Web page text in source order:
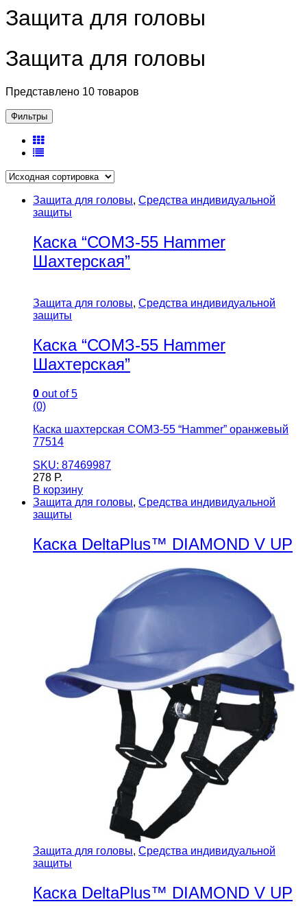
Защита для головы
Защита для головы
Представлено 10 товаров
Фильтры
Защита для головы, Средства индивидуальной
защиты
Каска “СОМЗ-55 Hammer
Шахтерская”
Защита для головы, Средства индивидуальной
защиты
Каска “СОМЗ-55 Hammer
Шахтерская”
0 out of 5
(0)
Каска шахтерская СОМЗ-55 “Hammer” оранжевый
77514
SKU: 87469987
278 Р.
В корзину
Защита для головы, Средства индивидуальной
защиты
Каска DeltaPlus™ DIAMOND V UP
Защита для головы, Средства индивидуальной
защиты
Каска DeltaPlus™ DIAMOND V UP